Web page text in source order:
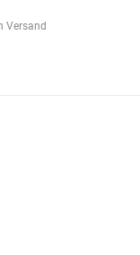
Versand